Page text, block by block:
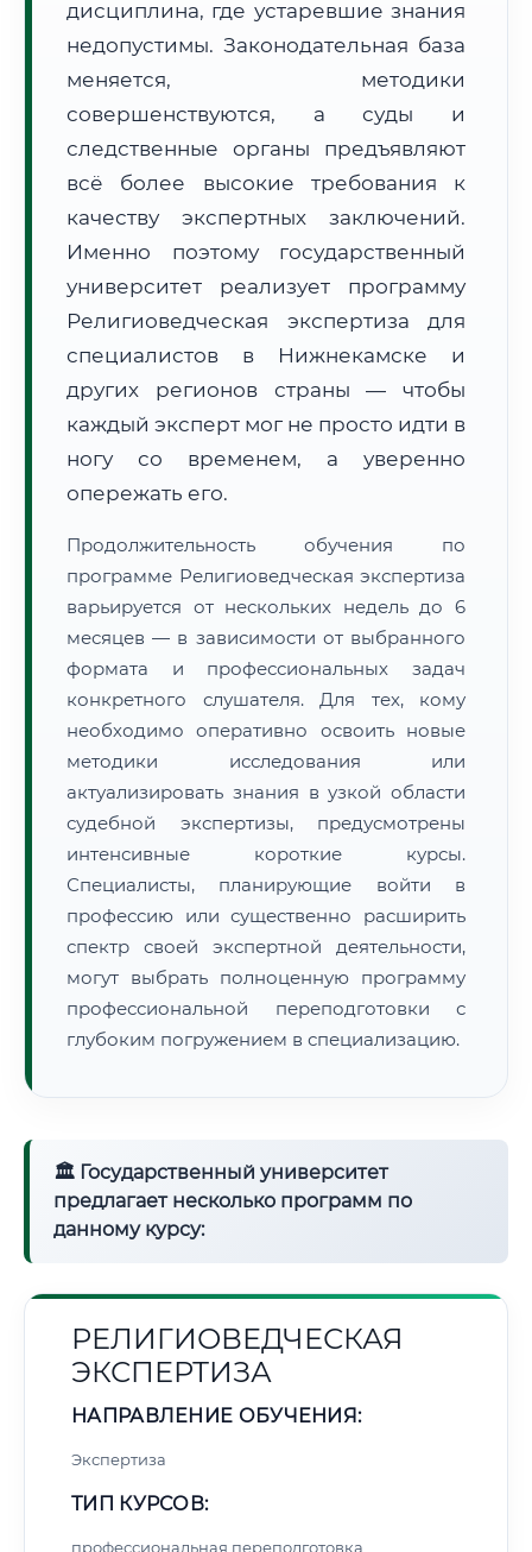
Формат учебы:
Дистанционно
🗺️ Зона обслуживания: г. Нижнекамск
• Маршрут транзита: ~1 953 км
📜 Документы и аккредитация ФИС ФРДО
🔍 Нажмите на документ для увеличения и просмотра
дисциплина, где устаревшие знания
недопустимы. Законодательная база
меняется, методики
совершенствуются, а суды и
следственные органы предъявляют
всё более высокие требования к
качеству экспертных заключений.
Именно поэтому государственный
университет реализует программу
Религиоведческая экспертиза для
специалистов в Нижнекамске и
других регионов страны — чтобы
каждый эксперт мог не просто идти в
ногу со временем, а уверенно
опережать его.
Продолжительность обучения по
программе Религиоведческая экспертиза
варьируется от нескольких недель до 6
месяцев — в зависимости от выбранного
формата и профессиональных задач
конкретного слушателя. Для тех, кому
необходимо оперативно освоить новые
методики исследования или
актуализировать знания в узкой области
судебной экспертизы, предусмотрены
интенсивные короткие курсы.
Специалисты, планирующие войти в
профессию или существенно расширить
спектр своей экспертной деятельности,
могут выбрать полноценную программу
профессиональной переподготовки с
глубоким погружением в специализацию.
🏛 Государственный университет
предлагает несколько программ по
данному курсу:
РЕЛИГИОВЕДЧЕСКАЯ
ЭКСПЕРТИЗА
НАПРАВЛЕНИЕ ОБУЧЕНИЯ:
Экспертиза
ТИП КУРСОВ:
профессиональная переподготовка